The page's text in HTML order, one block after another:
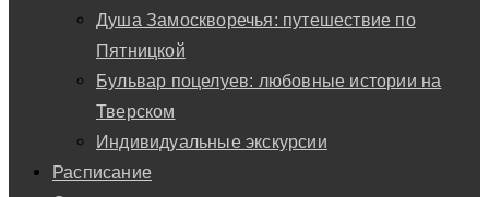
Душа Замоскворечья: путешествие по
Пятницкой
Бульвар поцелуев: любовные истории на
Тверском
Индивидуальные экскурсии
Расписание